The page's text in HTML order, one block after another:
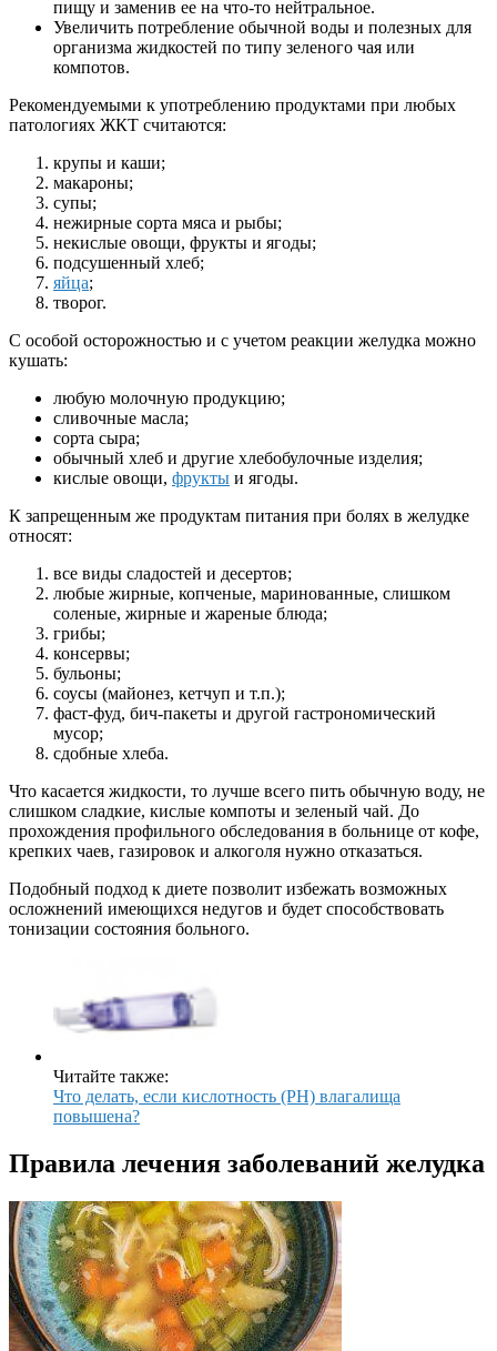
пищу и заменив ее на что-то нейтральное.
Увеличить потребление обычной воды и полезных для
организма жидкостей по типу зеленого чая или
компотов.
Рекомендуемыми к употреблению продуктами при любых
патологиях ЖКТ считаются:
крупы и каши;
макароны;
супы;
нежирные сорта мяса и рыбы;
некислые овощи, фрукты и ягоды;
подсушенный хлеб;
яйца;
творог.
С особой осторожностью и с учетом реакции желудка можно
кушать:
любую молочную продукцию;
сливочные масла;
сорта сыра;
обычный хлеб и другие хлебобулочные изделия;
кислые овощи, фрукты и ягоды.
К запрещенным же продуктам питания при болях в желудке
относят:
все виды сладостей и десертов;
любые жирные, копченые, маринованные, слишком
соленые, жирные и жареные блюда;
грибы;
консервы;
бульоны;
соусы (майонез, кетчуп и т.п.);
фаст-фуд, бич-пакеты и другой гастрономический
мусор;
сдобные хлеба.
Что касается жидкости, то лучше всего пить обычную воду, не
слишком сладкие, кислые компоты и зеленый чай. До
прохождения профильного обследования в больнице от кофе,
крепких чаев, газировок и алкоголя нужно отказаться.
Подобный подход к диете позволит избежать возможных
осложнений имеющихся недугов и будет способствовать
тонизации состояния больного.
Читайте также:
Что делать, если кислотность (PH) влагалища
повышена?
Правила лечения заболеваний желудка